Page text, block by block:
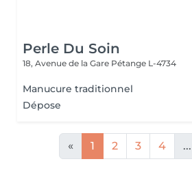
Perle Du Soin
18, Avenue de la Gare Pétange L-4734
Manucure traditionnel
Dépose
« 1 2 3 4 ...